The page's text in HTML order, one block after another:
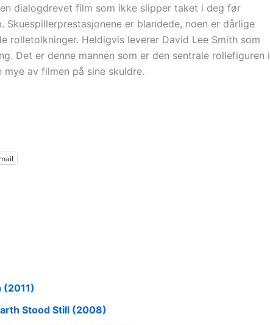
dialogdrevet film som ikke slipper taket i deg før
Skuespillerprestasjonene er blandede, noen er dårlige
rolletolkninger. Heldigvis leverer David Lee Smith som
Det er denne mannen som er den sentrale rollefiguren i
av filmen på sine skuldre.
Stood Still (2008)